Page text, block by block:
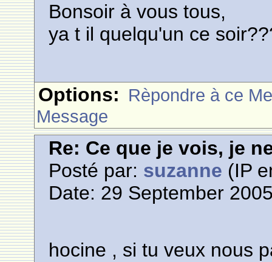
Bonsoir à vous tous,
ya t il quelqu'un ce
Options: Rèpondre à ce
Message
Re: Ce que je vois, je
Posté par: suzanne (IP
Date: 29 September
hocine , si tu veux nous